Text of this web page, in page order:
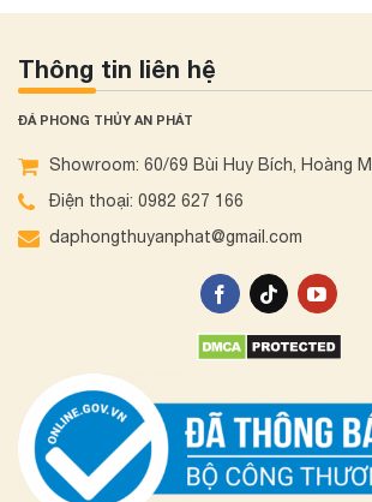
Thông tin liên hệ
ĐÁ PHONG THỦY AN PHÁT
Showroom: 60/69 Bùi Huy Bích, Hoàng
Điện thoại: 0982 627 166
daphongthuyanphat@gmail.com